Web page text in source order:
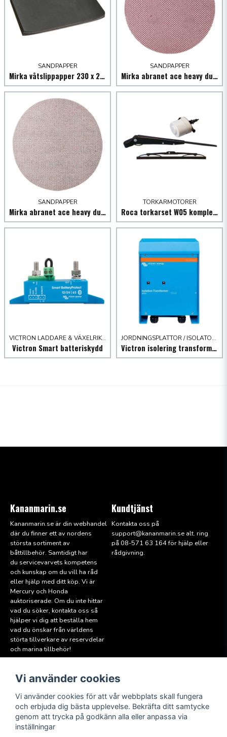
SANDPAPPER
Mirka våtslippapper 230 x 280 mm
SANDPAPPER
Mirka abranet ace heavy duty nät p 40 - 25 st
SANDPAPPER
Mirka abranet ace heavy duty Ø150 mm P400 - 50 st
TORKARMOTORER
Roca torkarset W05 komplett
VICTRON LADDARE & VÄXELRIKTARE
Victron Smart batteriskydd
JORDNINGSPLATTOR / ISOLATORER
Victron isolering transformator
Ja, ni får publicera min fråga
Kananmarin.se
Kananmarin.se är din webhandel
där du finner ett av nordens
största sortiment av
båttillbehör. Samtidigt har
du servicevarvets kompetens
och kunskap om du vill ha råd
eller hjälp med ditt köp. Vi är
Mercury och Honda
auktoriserade. Om du inte hittar
vad du söker, kontakta oss så
hjälper vi dig att beställa hem
vad du önskar från världens
störta tillverkare av reservdelar
och marina tillbehör!
Kundtjänst
Kontakta oss på
support@kananmarin.se alt. ring
på 08-571 63 164 för hjälp eller
rådgivning.
Läs mer
Köpvillkor
Hitta till oss
Miljöpolicy
Medlem i Sweboat
Följ oss
Facebook
Instagram
Vi använder cookies
Vi använder cookies för att vår webbplats skall fungera
och erbjuda dig bästa upplevelse. Bekräfta ditt samtycke
genom att trycka på godkänn alla eller anpassa via
inställningar